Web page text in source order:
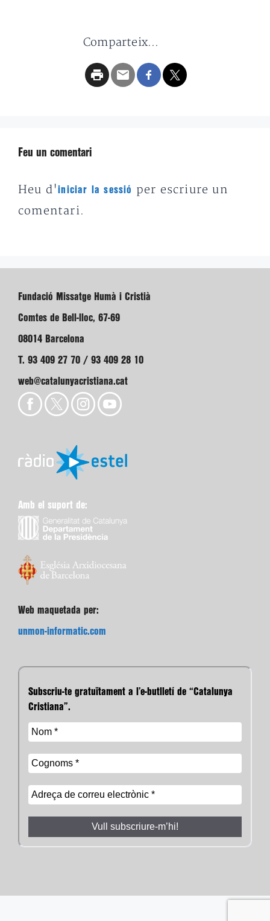
Comparteix...
Feu un comentari
Heu d'iniciar la sessió
per escriure un
comentari.
Fundació Missatge Humà i Cristià
Comtes de Bell-lloc, 67-69
08014 Barcelona
T. 93 409 27 70 / 93 409 28 10
web@catalunyacristiana.cat
Amb el suport de:
Web maquetada per:
unmon-informatic.com
Subscriu-te gratuïtament a l’e-butlletí de “Catalunya
Cristiana”.